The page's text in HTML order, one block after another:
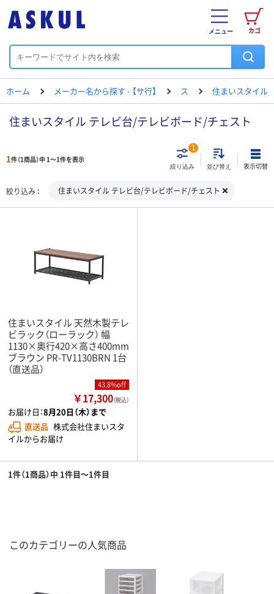
カゴ
メニュー
ホーム メーカー名から探す - 【サ行】 ス 住まいスタイル
住まいスタイル テレビ台/テレビボード/チェスト
1件（1商品）中 1～1件を表示
絞り込み
1
並び替え 表示切替
絞り込み 住まいスタイル テレビ台/テレビボード/チェスト
住まいスタイル 天然木製テレ
ビラック（ローラック） 幅
1130×奥行420×高さ400mm
ブラウン PR-TV1130BRN 1台
（直送品）
43.8%off
￥17,300（税込）
お届け日：8月20日（木）まで
直送品 株式会社住まいスタ
イルからお届け
1件（1商品）中 1件目～1件目
このカテゴリーの人気商品